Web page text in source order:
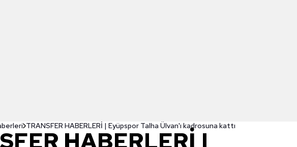
TRANSFER HABERLERİ | Eyüpspor Talha Ülvan'ı kadrosuna kattı
HABERLERİ |